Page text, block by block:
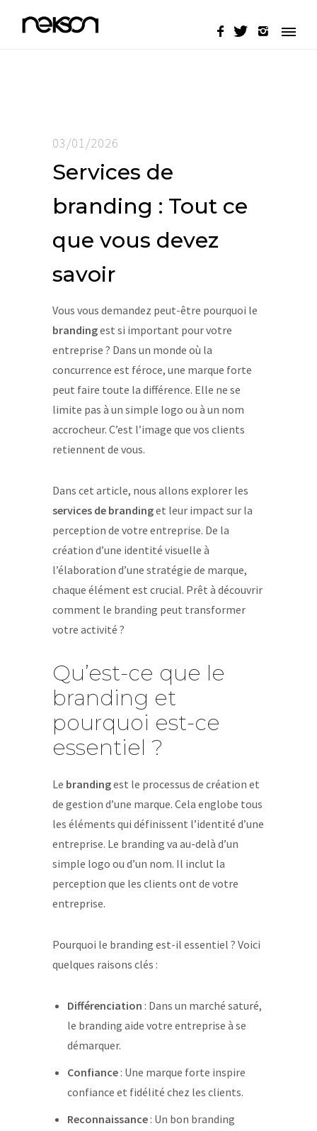
03/01/2026
Services de
branding : Tout ce
que vous devez
savoir
Vous vous demandez peut-être pourquoi le
brandingest si important pour votre
entreprise ? Dans un monde où la
concurrence est féroce, une marque forte
peut faire toute la différence. Elle ne se
limite pas à un simple logo ou à un nom
accrocheur. C’est l’image que vos clients
retiennent de vous.
Dans cet article, nous allons explorer les
services de brandinget leur impact sur la
perception de votre entreprise. De la
création d’une identité visuelle à
l’élaboration d’une stratégie de marque,
chaque élément est crucial. Prêt à découvrir
comment le branding peut transformer
votre activité ?
Qu’est-ce que le
branding et
pourquoi est-ce
essentiel ?
Le brandingest le processus de création et
de gestion d’une marque. Cela englobe tous
les éléments qui définissent l’identité d’une
entreprise. Le branding va au-delà d’un
simple logo ou d’un nom. Il inclut la
perception que les clients ont de votre
entreprise.
Pourquoi le branding est-il essentiel ? Voici
quelques raisons clés :
Différenciation : Dans un marché saturé,
le branding aide votre entreprise à se
démarquer.
Confiance: Une marque forte inspire
confiance et fidélité chez les clients.
Reconnaissance: Un bon branding